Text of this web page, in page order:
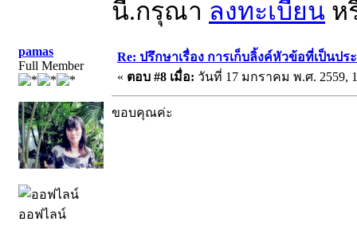
นี้.กรุณา ลงทะเบียน ห
pamas
Full Member
ออฟไลน์
Re: ปรึกษาเรื่อง การเก็บลิ้งค์หัวข้อที่เป็นป
« ตอบ #8 เมื่อ: วันที่ 17 มกราคม พ.ศ. 2559,
ขอบคุณค่ะ